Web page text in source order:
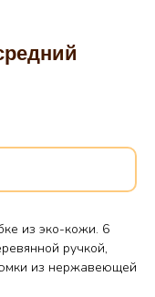
из эко-кожи. 6
ручкой,
из нержавеющей